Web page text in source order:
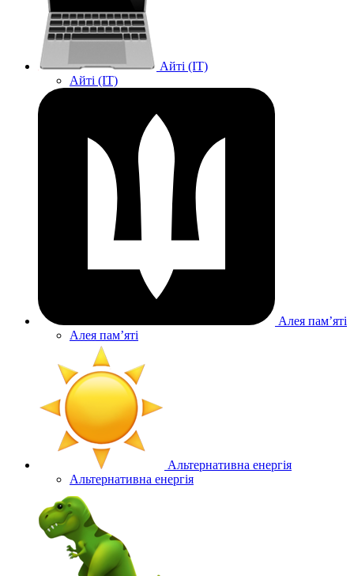
Айті (IT)
Айті (IT)
Алея памʼяті
Алея памʼяті
Альтернативна енергія
Альтернативна енергія